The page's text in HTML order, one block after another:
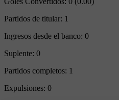
Partidos de titular: 1
Ingresos desde el banco: 0
Suplente: 0
Partidos completos: 1
Expulsiones: 0